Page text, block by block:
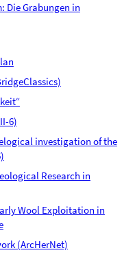
Die Grabungen in
6)
investigation of the
Research in
Wool Exploitation in
(ArcHerNet)